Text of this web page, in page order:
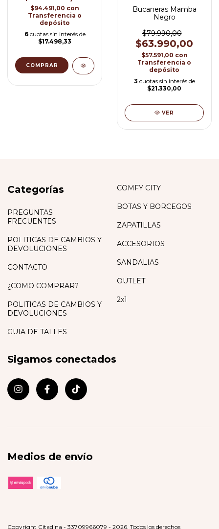
$94.491,00 con
Transferencia o
depósito
6 cuotas sin interés de
$17.498,33
COMPRAR
Bucaneras Mamba
Negro
$79.990,00
$63.990,00
$57.591,00 con
Transferencia o
depósito
3 cuotas sin interés de
$21.330,00
VER
Categorías
PREGUNTAS
FRECUENTES
POLITICAS DE CAMBIOS Y
DEVOLUCIONES
CONTACTO
¿COMO COMPRAR?
POLITICAS DE CAMBIOS Y
DEVOLUCIONES
GUIA DE TALLES
COMFY CITY
BOTAS Y BORCEGOS
ZAPATILLAS
ACCESORIOS
SANDALIAS
OUTLET
2x1
Sigamos conectados
Medios de envío
Copyright Citadina - 33709966079 - 2026. Todos los derechos